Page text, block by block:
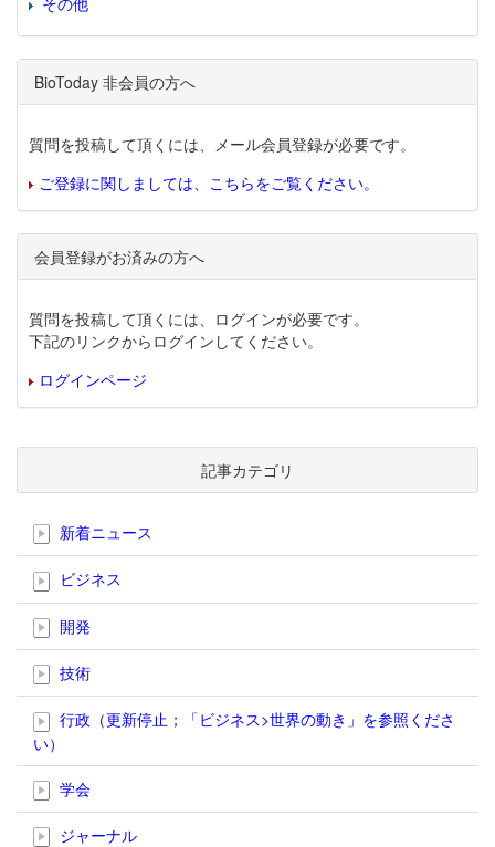
BioToday 非会員の方へ
質問を投稿して頂くには、メール会員登録が必要です。
ご登録に関しましては、こちらをご覧ください。
会員登録がお済みの方へ
質問を投稿して頂くには、ログインが必要です。
下記のリンクからログインしてください。
ログインページ
記事カテゴリ
新着ニュース
ビジネス
開発
技術
行政（更新停止；「ビジネス>世界の動き」を参照くださ
い）
学会
ジャーナル